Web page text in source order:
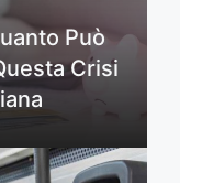
Può
Crisi